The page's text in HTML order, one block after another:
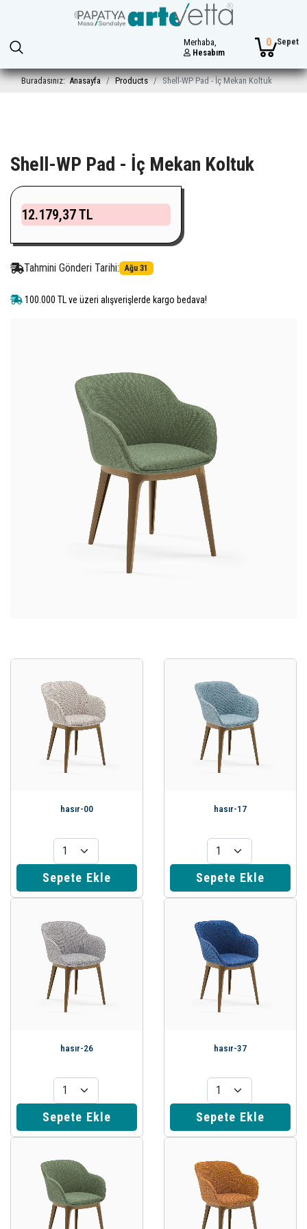
Merhaba,
Hesabım
Sepet
0
Buradasınız:Anasayfa Products Shell-WP Pad - İç Mekan Koltuk
Shell-WP Pad - İç Mekan Koltuk
12.179,37 TL
Tahmini Gönderi Tarihi: Ağu 31
100.000 TL ve üzeri alışverişlerde kargo bedava!
hasır-00
Sepete Ekle
hasır-17
Sepete Ekle
hasır-26
Sepete Ekle
hasır-37
Sepete Ekle